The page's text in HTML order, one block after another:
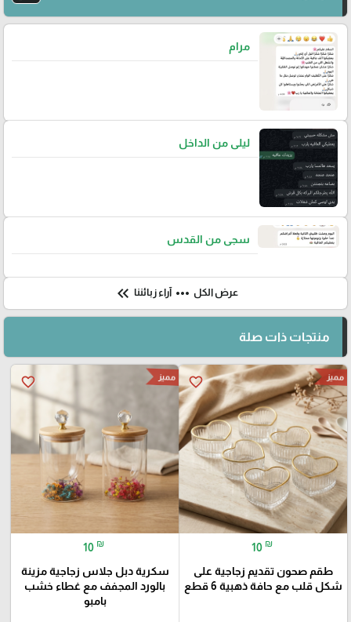
مرام
ليلى من الداخل
سجى من القدس
عرض الكل more_horiz آراء زبائننا keyboard_double_arrow_left
منتجات ذات صلة
favorite_border مميز
10 ₪
طقم صحون تقديم زجاجية على
شكل قلب مع حافة ذهبية 6 قطع
favorite_border مميز
10 ₪
سكرية دبل جلاس زجاجية مزينة
بالورد المجفف مع غطاء خشب
بامبو